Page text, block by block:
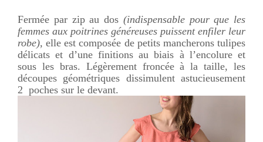
Fermée par zip au dos (indispensable pour que les
femmes aux poitrines généreuses puissent enfiler leur
robe), elle est composée de petits mancherons tulipes
délicats et d’une finitions au biais à l’encolure et
sous les bras. Légèrement froncée à la taille, les
découpes géométriques dissimulent astucieusement
2 poches sur le devant.